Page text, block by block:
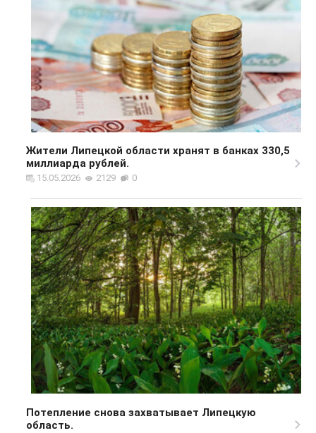
Жители Липецкой области хранят в банках 330,5
миллиарда рублей.
15.05.2026 2129 0
Потепление снова захватывает Липецкую
область.